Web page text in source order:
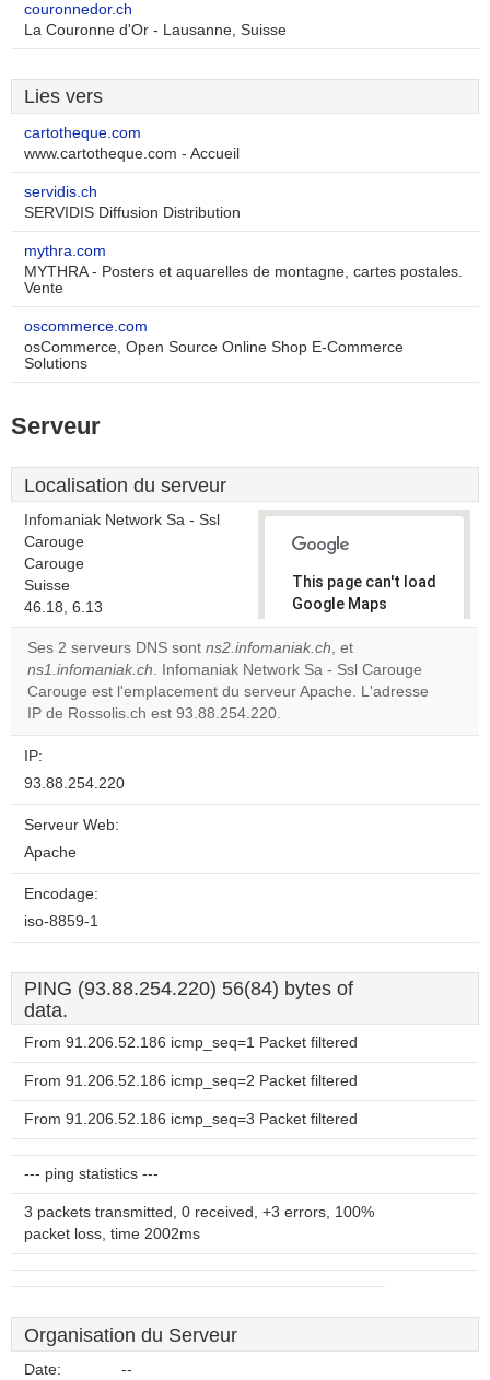
couronnedor.ch
La Couronne d'Or - Lausanne, Suisse
Lies vers
cartotheque.com
www.cartotheque.com - Accueil
servidis.ch
SERVIDIS Diffusion Distribution
mythra.com
MYTHRA - Posters et aquarelles de montagne, cartes postales.
Vente
oscommerce.com
osCommerce, Open Source Online Shop E-Commerce
Solutions
Serveur
Localisation du serveur
Infomaniak Network Sa - Ssl
Carouge
Carouge
Suisse
46.18, 6.13
This page can't load
Google Maps
correctly.
Do you
own this
OK
Ses 2 serveurs DNS sont ns2.infomaniak.ch, et
ns1.infomaniak.ch. Infomaniak Network Sa - Ssl Carouge
Carouge est l'emplacement du serveur Apache. L'adresse
IP de Rossolis.ch est 93.88.254.220.
IP:
93.88.254.220
Serveur Web:
Apache
Encodage:
iso-8859-1
PING (93.88.254.220) 56(84) bytes of
data.
From 91.206.52.186 icmp_seq=1 Packet filtered
From 91.206.52.186 icmp_seq=2 Packet filtered
From 91.206.52.186 icmp_seq=3 Packet filtered
--- ping statistics ---
3 packets transmitted, 0 received, +3 errors, 100%
packet loss, time 2002ms
Organisation du Serveur
Date: --